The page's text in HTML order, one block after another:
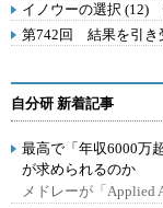
イノウーの選択 (12)
第742回 結果を引き
自分研 新着記事
最高で「年収6000
が求められるのか
メドレーが「Applied